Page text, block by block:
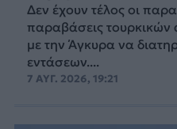
Δεν έχουν τέλος οι
παραβάσεις
με την Άγκυρα να
εντάσεων....
7 ΑΥΓ. 2026, 19:21